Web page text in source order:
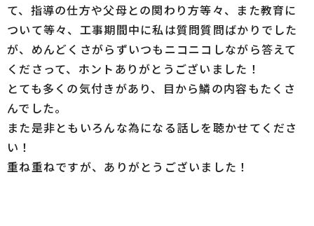
て、指導の仕方や父母との関わり方等々、また教育に
ついて等々、工事期間中に私は質問質問ばかりでした
が、めんどくさがらずいつもニコニコしながら答えて
くださって、ホントありがとうございました！
とても多くの気付きがあり、目から鱗の内容もたくさ
んでした。
また是非ともいろんな為になる話しを聴かせてくださ
い！
重ね重ねですが、ありがとうございました！